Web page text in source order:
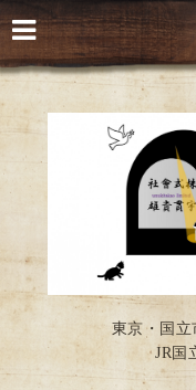
東京・国
JR国